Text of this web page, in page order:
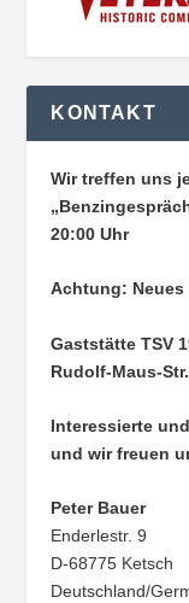
KONTAKT
Wir treffen uns
20:00 Uhr
Achtung:
Gaststätte TSV
Rudolf-Maus-
Interessierte
und wir freuen
Peter Bauer
Enderlestr. 9
D-68775 Ketsch
Deutschland/